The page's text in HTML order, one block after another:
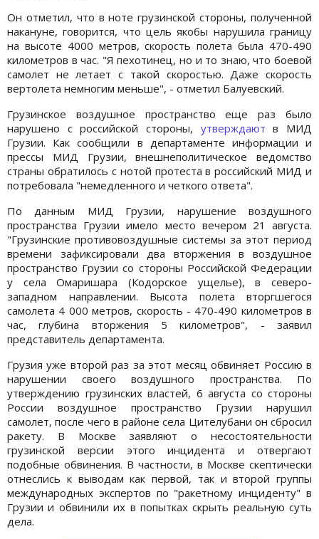
Он отметил, что в ноте грузинской стороны, полученной
накануне, говорится, что цель якобы нарушила границу
на высоте 4000 метров, скорость полета была 470-490
километров в час. "Я пехотинец, но и то знаю, что боевой
самолет не летает с такой скоростью. Даже скорость
вертолета немногим меньше", - отметил Балуевский.
Грузинское воздушное пространство еще раз было
нарушено с российской стороны, утверждают в МИД
Грузии. Как сообщили в департаменте информации и
прессы МИД Грузии, внешнеполитическое ведомство
страны обратилось с нотой протеста в российский МИД и
потребовала "немедленного и четкого ответа".
По данным МИД Грузии, нарушение воздушного
пространства Грузии имело место вечером 21 августа.
"Грузинские противовоздушные системы за этот период
времени зафиксировали два вторжения в воздушное
пространство Грузии со стороны Российской Федерации
у села Омаришара (Кодорское ущелье), в северо-
западном направлении. Высота полета вторгшегося
самолета 4 000 метров, скорость - 470-490 километров в
час, глубина вторжения 5 километров", - заявил
представитель департамента.
Грузия уже второй раз за этот месяц обвиняет Россию в
нарушении своего воздушного пространства. По
утверждению грузинских властей, 6 августа со стороны
России воздушное пространство Грузии нарушил
самолет, после чего в районе села Цителубани он сбросил
ракету. В Москве заявляют о несостоятельности
грузинской версии этого инцидента и отвергают
подобные обвинения. В частности, в Москве скептически
отнеслись к выводам как первой, так и второй группы
международных экспертов по "ракетному инциденту" в
Грузии и обвинили их в попытках скрыть реальную суть
дела.